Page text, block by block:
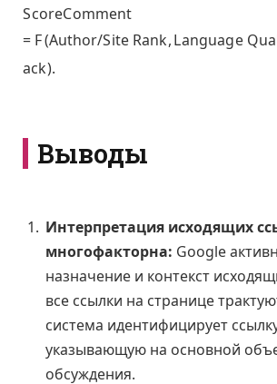
ScoreComment
= F(Author/Site Rank,Language Qua
ack).
Выводы
Интерпретация исходящих
многофакторна: Google
назначение и контекст
все ссылки на странице
система идентифицирует
указывающую на основной
обсуждения.